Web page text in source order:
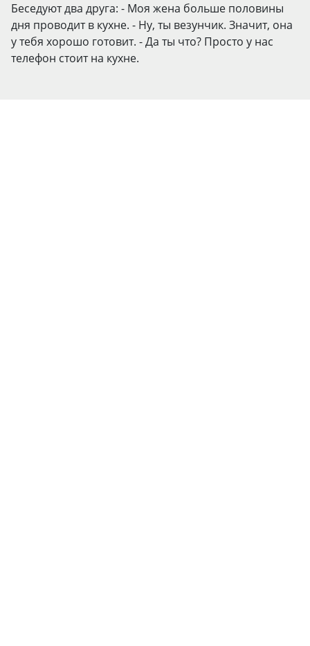
Беседуют два друга: - Моя жена больше половины
дня проводит в кухне. - Ну, ты везунчик. Значит, она
у тебя хорошо готовит. - Да ты что? Просто у нас
телефон стоит на кухне.